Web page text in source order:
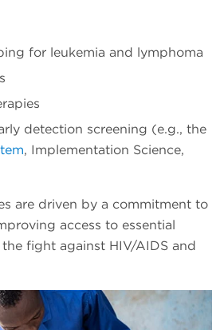
for leukemia and lymphoma
detection screening (e.g., the
, Implementation Science,
are driven by a commitment to
access to essential
fight against HIV/AIDS and